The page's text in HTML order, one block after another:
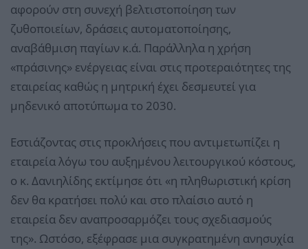
αφορούν στη συνεχή βελτιστοποίηση των
ζυθοποιείων, δράσεις αυτοματοποίησης,
αναβάθμιση παγίων κ.ά. Παράλληλα η χρήση
«πράσινης» ενέργειας είναι στις προτεραιότητες της
εταιρείας καθώς η μητρική έχει δεσμευτεί για
μηδενικό αποτύπωμα το 2030.
Εστιάζοντας στις προκλήσεις που αντιμετωπίζει η
εταιρεία λόγω του αυξημένου λειτουργικού κόστους,
ο κ. Δανιηλίδης εκτίμησε ότι «η πληθωριστική κρίση
δεν θα κρατήσει πολύ και στο πλαίσιο αυτό η
εταιρεία δεν αναπροσαρμόζει τους σχεδιασμούς
της». Ωστόσο, εξέφρασε μια συγκρατημένη ανησυχία